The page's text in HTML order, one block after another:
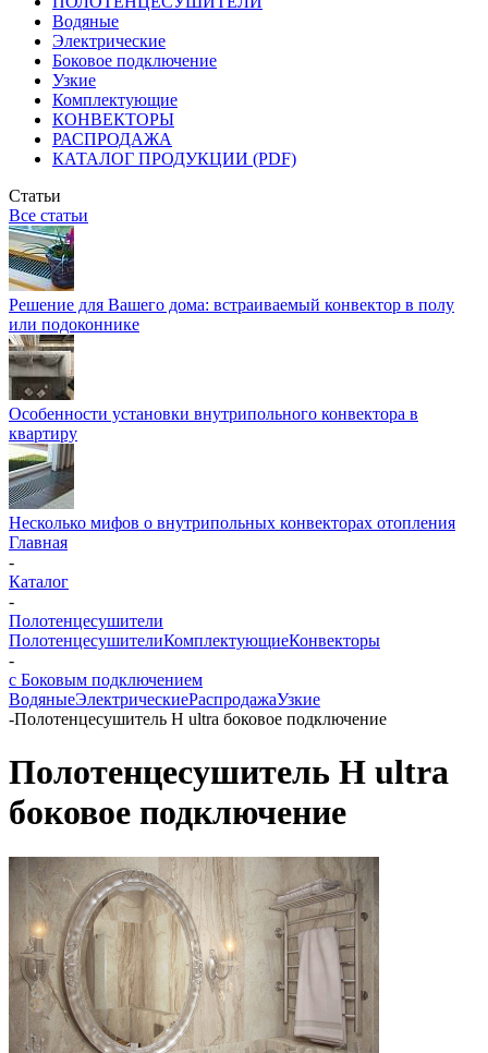
Водяные
Электрические
Боковое подключение
Узкие
Комплектующие
КОНВЕКТОРЫ
РАСПРОДАЖА
КАТАЛОГ ПРОДУКЦИИ (PDF)
Статьи
Все статьи
Решение для Вашего дома: встраиваемый конвектор в полу
или подоконнике
Особенности установки внутрипольного конвектора в
квартиру
Несколько мифов о внутрипольных конвекторах отопления
Главная
-
Каталог
-
Полотенцесушители
ПолотенцесушителиКомплектующиеКонвекторы
-
с Боковым подключением
ВодяныеЭлектрическиеРаспродажаУзкие
-Полотенцесушитель H ultra боковое подключение
Полотенцесушитель H ultra
боковое подключение